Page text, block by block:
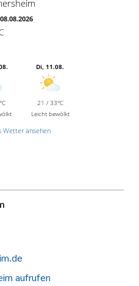
Di, 11.08.
21 / 33°C
Leicht bewölkt
Wetter ansehen
aufrufen